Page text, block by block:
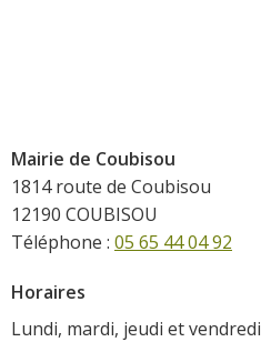
Mairie de Coubisou
1814 route de Coubisou
12190 COUBISOU
Téléphone : 05 65 44 04 92
Horaires
Lundi, mardi, jeudi et vendredi